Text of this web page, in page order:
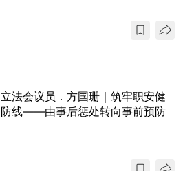
立法会议员．方国珊｜筑牢职安健
防线——由事后惩处转向事前预防